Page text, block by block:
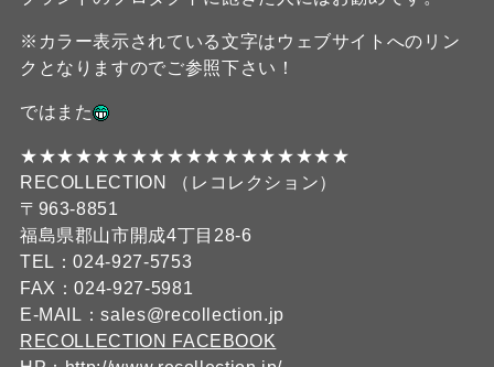
※カラー表示されている文字はウェブサイトへのリン
クとなりますのでご参照下さい！
ではまた
★★★★★★★★★★★★★★★★★★
RECOLLECTION （レコレクション）
〒963-8851
福島県郡山市開成4丁目28-6
TEL：024-927-5753
FAX：024-927-5981
E-MAIL：sales@recollection.jp
RECOLLECTION FACEBOOK